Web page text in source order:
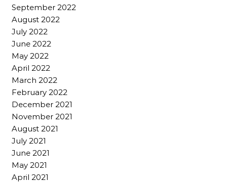
September 2022
August 2022
July 2022
June 2022
May 2022
April 2022
March 2022
February 2022
December 2021
November 2021
August 2021
July 2021
June 2021
May 2021
April 2021